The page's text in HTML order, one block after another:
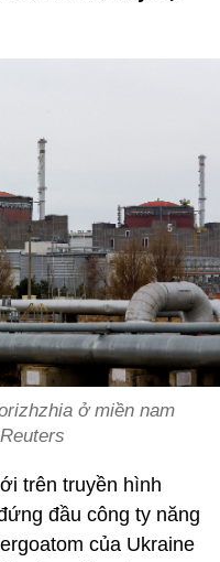
ở miền nam
trên truyền hình
đầu công ty năng
của Ukraine